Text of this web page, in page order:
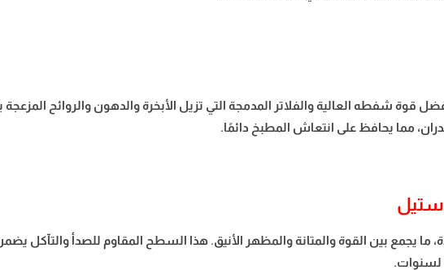
شفطه العالية والفلاتر المدمجة التي تزيل الأبخرة والدهون والروائح
مما يحافظ على انتعاش المطبخ دائمًا.
بين القوة والمتانة والمظهر الأنيق. هذا السطح المقاوم للصدأ والتآكل
لسنوات.